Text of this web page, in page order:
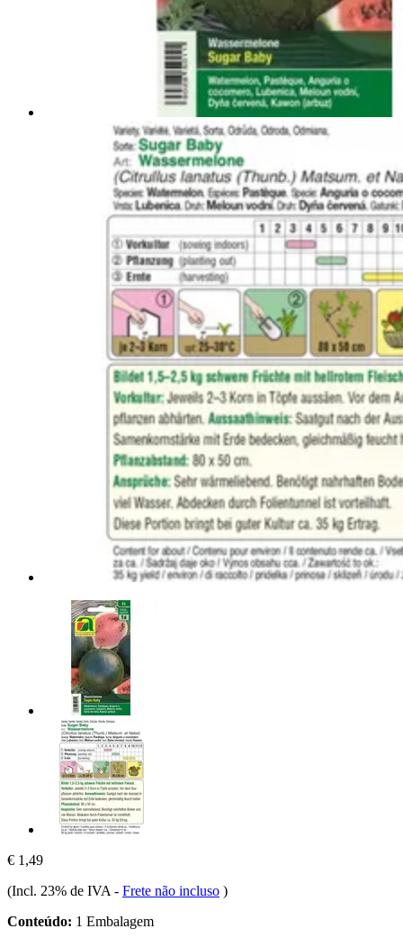
€ 1,49
(Incl. 23% de IVA - Frete não incluso )
Conteúdo: 1 Embalagem